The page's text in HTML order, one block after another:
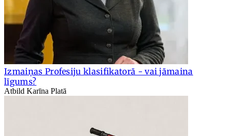
Izmaiņas Profesiju klasifikatorā - vai jāmaina
līgums?
Atbild Karīna Platā